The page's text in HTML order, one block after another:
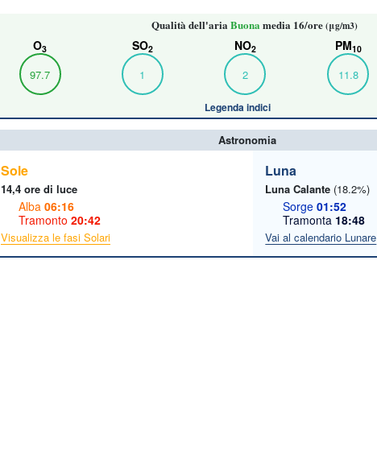
Qualità dell'ariaBuona media 16/ore(μg/m3)
O3
97.7
SO2
1
NO2
2
PM10
11.8
Legenda indici
Astronomia
Sole
14,4 ore di luce
Alba 06:16
Tramonto 20:42
Visualizza le fasi Solari
Luna
Luna Calante (18.2%)
Sorge 01:52
Tramonta 18:48
Vai al calendario Lunare